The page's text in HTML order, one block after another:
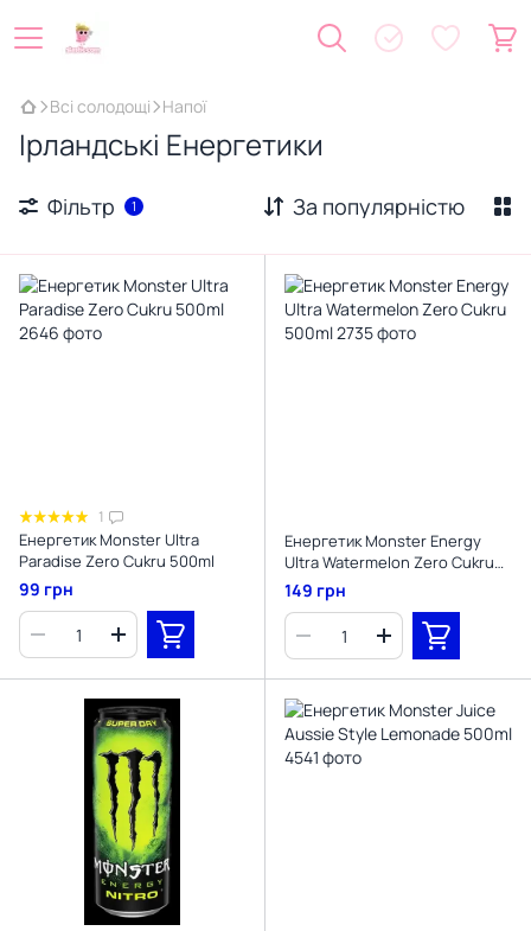
Всі солодощі Напої
Ірландські Енергетики
Фільтр 1 За популярністю
1
Енергетик Monster Ultra
Paradise Zero Cukru 500ml
99 грн
Енергетик Monster Energy
Ultra Watermelon Zero Cukru
500ml
149 грн